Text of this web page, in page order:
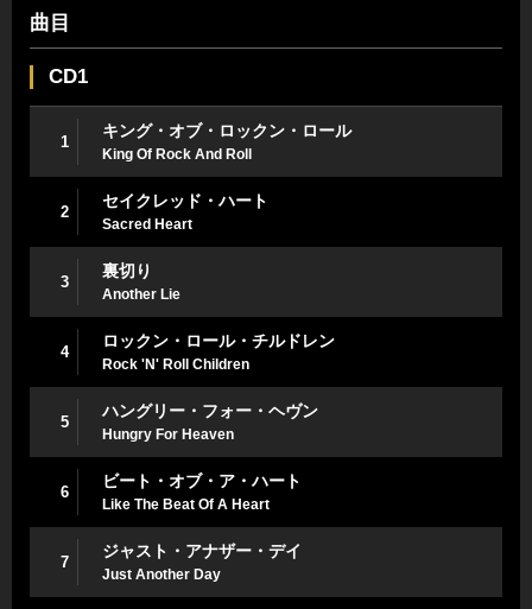
曲目
CD1
1
キング・オブ・ロックン・ロール
King Of Rock And Roll
2
セイクレッド・ハート
Sacred Heart
3
裏切り
Another Lie
4
ロックン・ロール・チルドレン
Rock 'N' Roll Children
5
ハングリー・フォー・ヘヴン
Hungry For Heaven
6
ビート・オブ・ア・ハート
Like The Beat Of A Heart
7
ジャスト・アナザー・デイ
Just Another Day